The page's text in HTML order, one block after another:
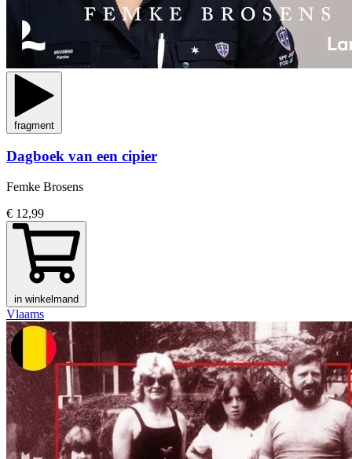
fragment
Dagboek van een cipier
Femke Brosens
€ 12,99
in winkelmand
Vlaams